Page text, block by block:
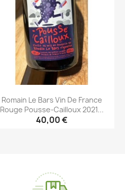
Romain Le Bars Vin De France
Rouge Pousse-Cailloux 2021...
40,00 €